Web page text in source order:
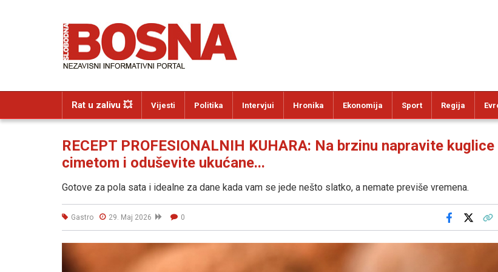
Rat u zalivu 💥 Vijesti Politika Intervjui Hronika Ekonomija Sport Regija
RECEPT PROFESIONALNIH KUHARA: Na brzinu napravite kuglice
cimetom i oduševite ukućane...
Gotove za pola sata i idealne za dane kada vam se jede nešto slatko, a nemate previše vremena.
Gastro 29. Maj 2026 0
Facebook